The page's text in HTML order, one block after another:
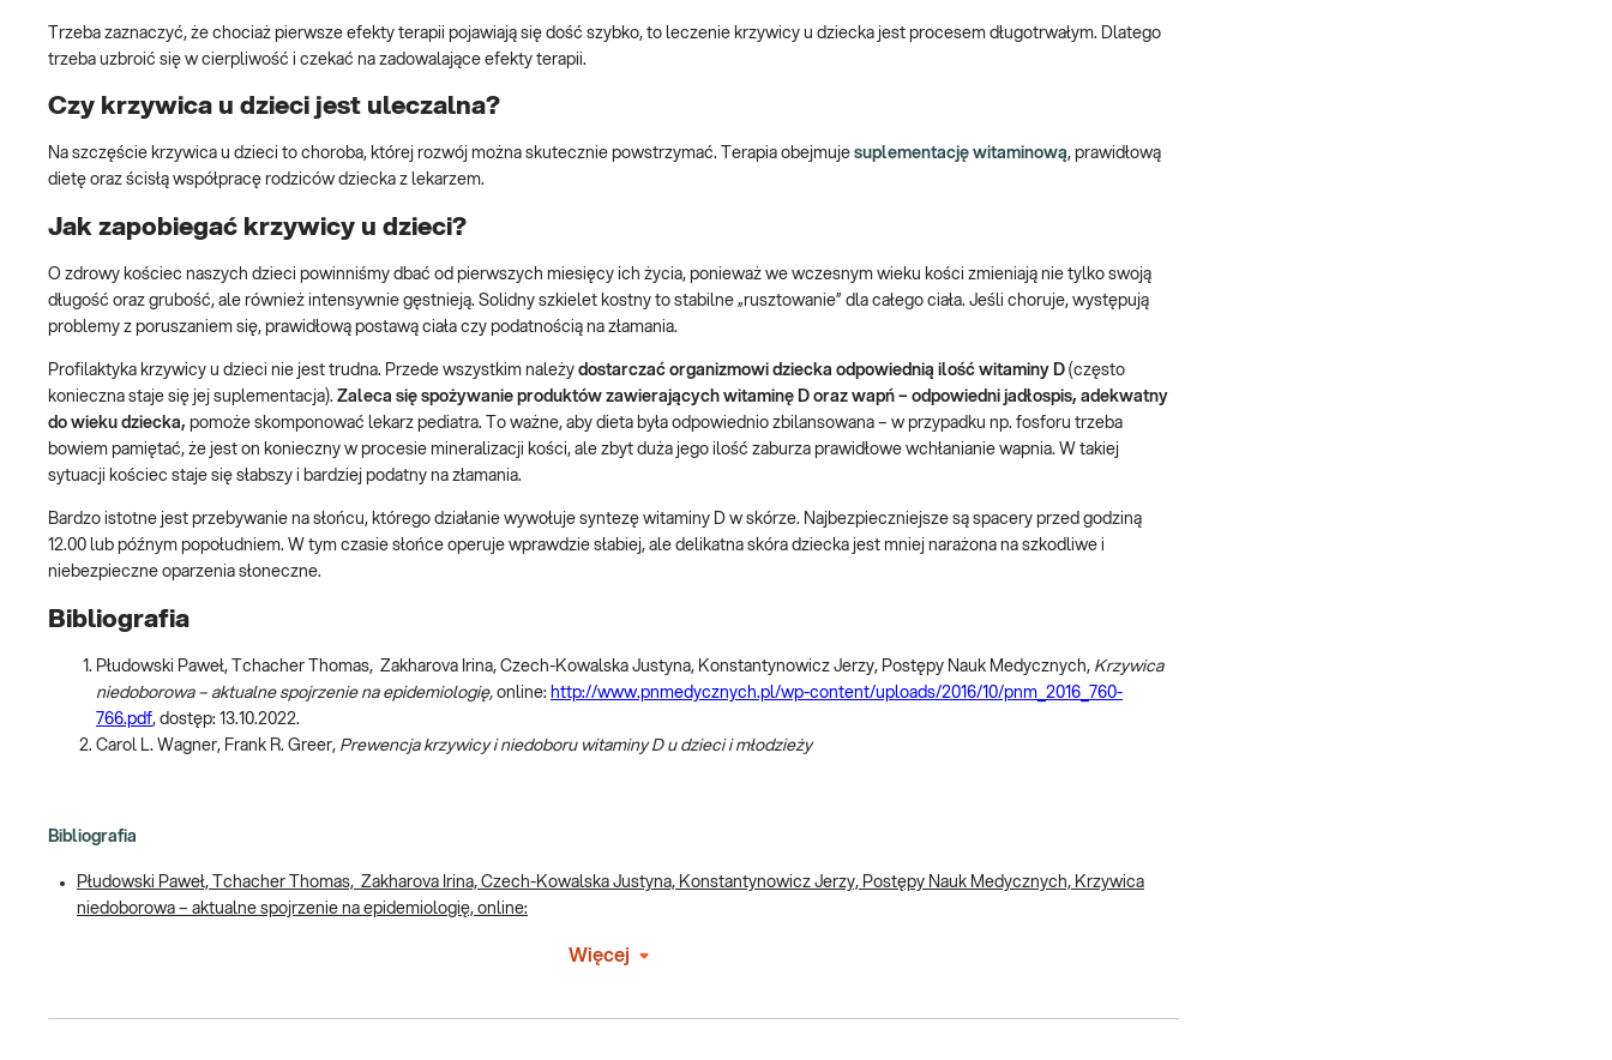
Trzeba zaznaczyć, że chociaż pierwsze efekty terapii pojawiają się dość szybko, to leczenie krzywicy u dziecka jest procesem długotrwałym. Dlatego
trzeba uzbroić się w cierpliwość i czekać na zadowalające efekty terapii.
Czy krzywica u dzieci jest uleczalna?
Na szczęście krzywica u dzieci to choroba, której rozwój można skutecznie powstrzymać. Terapia obejmuje suplementację witaminową, prawidłową
dietę oraz ścisłą współpracę rodziców dziecka z lekarzem.
Jak zapobiegać krzywicy u dzieci?
O zdrowy kościec naszych dzieci powinniśmy dbać od pierwszych miesięcy ich życia, ponieważ we wczesnym wieku kości zmieniają nie tylko swoją
długość oraz grubość, ale również intensywnie gęstnieją. Solidny szkielet kostny to stabilne „rusztowanie” dla całego ciała. Jeśli choruje, występują
problemy z poruszaniem się, prawidłową postawą ciała czy podatnością na złamania.
Profilaktyka krzywicy u dzieci nie jest trudna. Przede wszystkim należy dostarczać organizmowi dziecka odpowiednią ilość witaminy D (często
konieczna staje się jej suplementacja). Zaleca się spożywanie produktów zawierających witaminę D oraz wapń – odpowiedni jadłospis, adekwatny
do wieku dziecka, pomoże skomponować lekarz pediatra. To ważne, aby dieta była odpowiednio zbilansowana – w przypadku np. fosforu trzeba
bowiem pamiętać, że jest on konieczny w procesie mineralizacji kości, ale zbyt duża jego ilość zaburza prawidłowe wchłanianie wapnia. W takiej
sytuacji kościec staje się słabszy i bardziej podatny na złamania.
Bardzo istotne jest przebywanie na słońcu, którego działanie wywołuje syntezę witaminy D w skórze. Najbezpieczniejsze są spacery przed godziną
12.00 lub późnym popołudniem. W tym czasie słońce operuje wprawdzie słabiej, ale delikatna skóra dziecka jest mniej narażona na szkodliwe i
niebezpieczne oparzenia słoneczne.
Bibliografia
Płudowski Paweł, Tchacher Thomas, Zakharova Irina, Czech-Kowalska Justyna, Konstantynowicz Jerzy, Postępy Nauk Medycznych, Krzywica
niedoborowa – aktualne spojrzenie na epidemiologię, online: http://www.pnmedycznych.pl/wp-content/uploads/2016/10/pnm_2016_760-
766.pdf, dostęp: 13.10.2022.
Carol L. Wagner, Frank R. Greer, Prewencja krzywicy i niedoboru witaminy D u dzieci i młodzieży
Bibliografia
Płudowski Paweł, Tchacher Thomas, Zakharova Irina, Czech-Kowalska Justyna, Konstantynowicz Jerzy, Postępy Nauk Medycznych, Krzywica
niedoborowa – aktualne spojrzenie na epidemiologię, online:
Więcej